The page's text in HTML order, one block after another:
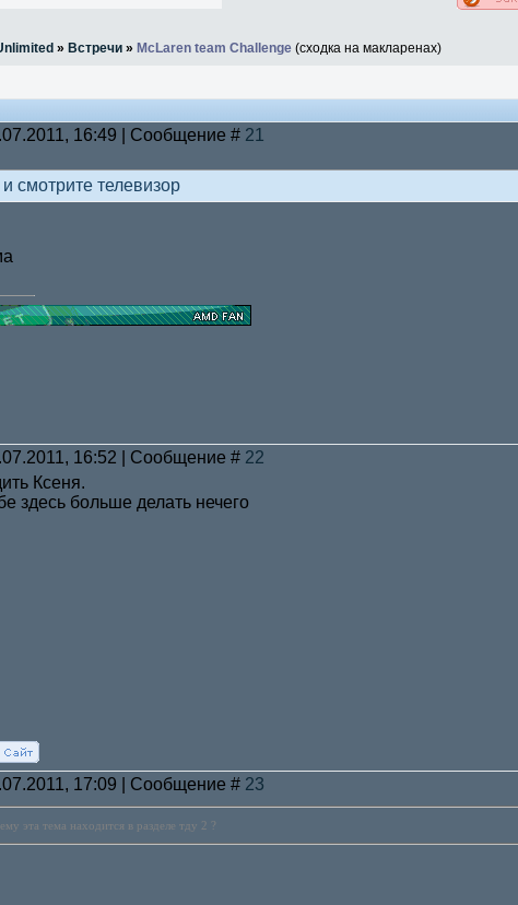
» Встречи » McLaren team Challenge (сходка на макларенах)
16:49 | Сообщение # 21
смотрите телевизор
16:52 | Сообщение # 22
Ксеня.
здесь больше делать нечего
17:09 | Сообщение # 23
эта тема находится в разделе тду 2 ?